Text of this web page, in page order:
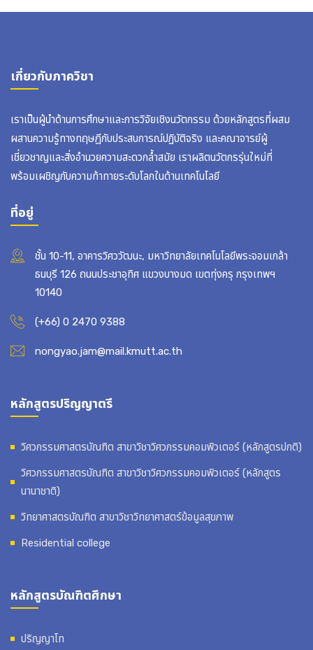
เกี่ยวกับภาควิชา
เราเป็นผู้นำด้านการศึกษาและการวิจัยเชิงนวัตกรรม ด้วยหลักสูตรที่ผสม
ผสานความรู้ทางทฤษฎีกับประสบการณ์ปฏิบัติจริง และคณาจารย์ผู้
เชี่ยวชาญและสิ่งอำนวยความสะดวกล้ำสมัย เราผลิตนวัตกรรุ่นใหม่ที่
พร้อมเผชิญกับความท้าทายระดับโลกในด้านเทคโนโลยี
ที่อยู่
ชั้น 10-11, อาคารวิศววัฒนะ, มหาวิทยาลัยเทคโนโลยีพระจอมเกล้า
ธนบุรี 126 ถนนประชาอุทิศ แขวงบางมด เขตทุ่งครุ กรุงเทพฯ
10140
(+66) 0 2470 9388
nongyao.jam@mail.kmutt.ac.th
หลักสูตรปริญญาตรี
วิศวกรรมศาสตรบัณฑิต สาขาวิชาวิศวกรรมคอมพิวเตอร์ (หลักสูตรปกติ)
วิศวกรรมศาสตรบัณฑิต สาขาวิชาวิศวกรรมคอมพิวเตอร์ (หลักสูตร
นานาชาติ)
วิทยาศาสตรบัณฑิต สาขาวิชาวิทยาศาสตร์ข้อมูลสุขภาพ
Residential college
หลักสูตรบัณฑิตศึกษา
ปริญญาโท